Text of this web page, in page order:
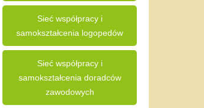
Sieć współpracy i
samokształcenia logopedów
Sieć współpracy i
samokształcenia doradców
zawodowych